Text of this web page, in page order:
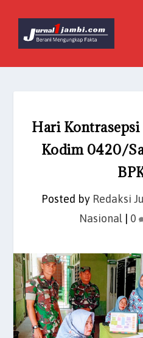
Hari
Kodim 0420/
Posted by Redaksi
Nasional| 0